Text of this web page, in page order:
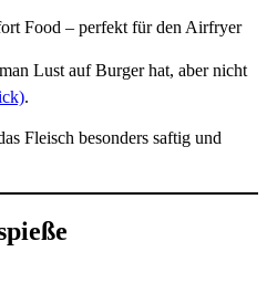
Food – perfekt für den Airfryer
Lust auf Burger hat, aber nicht
.
Fleisch besonders saftig und